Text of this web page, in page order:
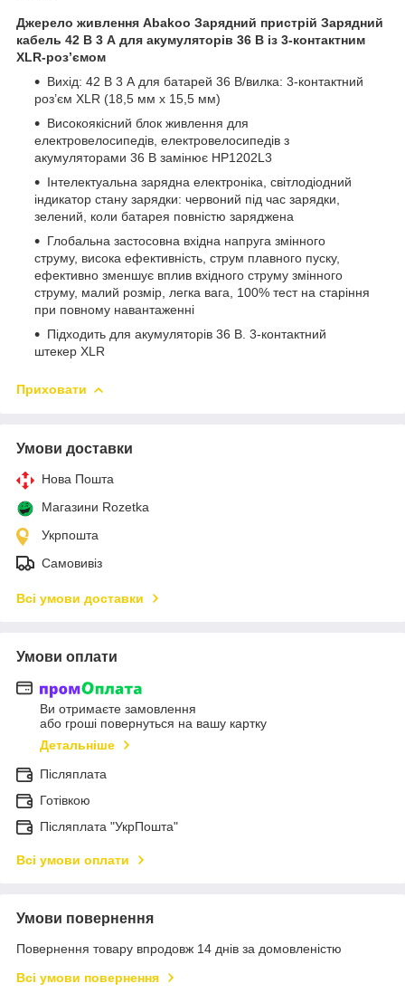
Джерело живлення Abakoo Зарядний пристрій Зарядний
кабель 42 В 3 А для акумуляторів 36 В із 3-контактним
XLR-роз’ємом
Вихід: 42 В 3 А для батарей 36 В/вилка: 3-контактний
роз’єм XLR (18,5 мм x 15,5 мм)
Високоякісний блок живлення для
електровелосипедів, електровелосипедів з
акумуляторами 36 В замінює HP1202L3
Інтелектуальна зарядна електроніка, світлодіодний
індикатор стану зарядки: червоний під час зарядки,
зелений, коли батарея повністю заряджена
Глобальна застосовна вхідна напруга змінного
струму, висока ефективність, струм плавного пуску,
ефективно зменшує вплив вхідного струму змінного
струму, малий розмір, легка вага, 100% тест на старіння
при повному навантаженні
Підходить для акумуляторів 36 В. 3-контактний
штекер XLR
Приховати
Умови доставки
Нова Пошта
Магазини Rozetka
Укрпошта
Самовивіз
Всі умови доставки
Умови оплати
Ви отримаєте замовлення
або гроші повернуться на вашу картку
Детальніше
Післяплата
Готівкою
Післяплата "УкрПошта"
Всі умови оплати
Умови повернення
Повернення товару впродовж 14 днів за домовленістю
Всі умови повернення